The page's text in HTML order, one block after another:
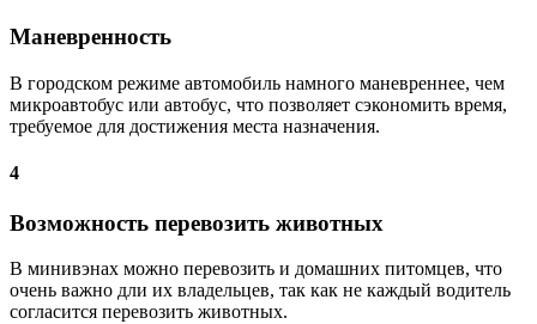
Маневренность
В городском режиме автомобиль намного маневреннее, чем
микроавтобус или автобус, что позволяет сэкономить время,
требуемое для достижения места назначения.
4
Возможность перевозить животных
В минивэнах можно перевозить и домашних питомцев, что
очень важно дли их владельцев, так как не каждый водитель
согласится перевозить животных.